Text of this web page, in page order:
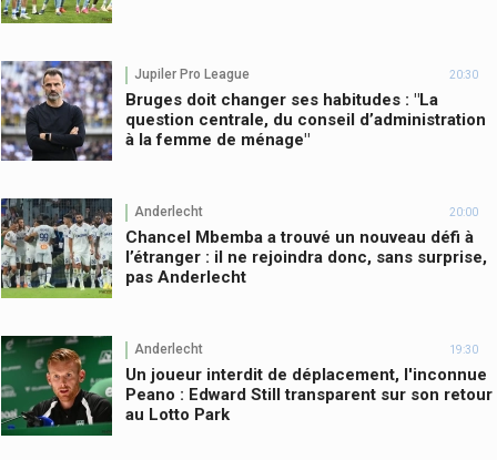
Jupiler Pro League 20:30
Bruges doit changer ses habitudes : "La
question centrale, du conseil d’administration
à la femme de ménage"
Anderlecht 20:00
Chancel Mbemba a trouvé un nouveau défi à
l’étranger : il ne rejoindra donc, sans surprise,
pas Anderlecht
Anderlecht 19:30
Un joueur interdit de déplacement, l'inconnue
Peano : Edward Still transparent sur son retour
au Lotto Park